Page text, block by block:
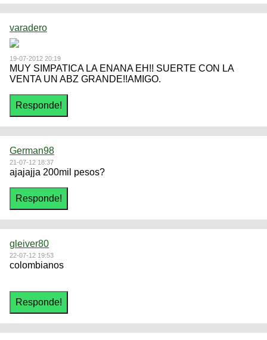
varadero
19-07-2012 20:19
MUY SIMPATICA LA ENANA EH!! SUERTE CON LA
VENTA UN ABZ GRANDE!!AMIGO.
German98
21-07-12 18:37
ajajajja 200mil pesos?
gleiver80
22-07-12 19:53
colombianos